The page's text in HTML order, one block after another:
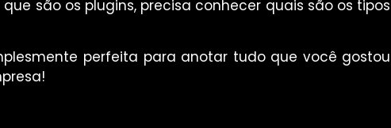
são os plugins, precisa conhecer quais são os tipos
perfeita para anotar tudo que você gostou